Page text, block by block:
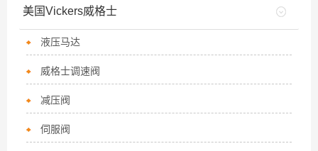
美国Vickers威格士
液压马达
威格士调速阀
减压阀
伺服阀